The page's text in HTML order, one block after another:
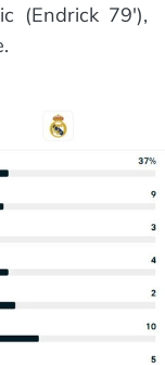
(Endrick 79'),